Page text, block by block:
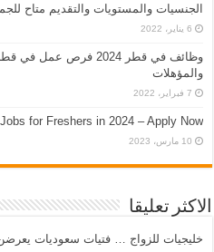
الجنسيات والمستويات والتقديم متاح
6 يناير، 2022
والمؤهلات
7 فبراير، 2022
for Freshers in 2024 – Apply Now
10 مارس، 2023
الاكثر تعليقا
خليجيات للزواج … فتيات سعوديات